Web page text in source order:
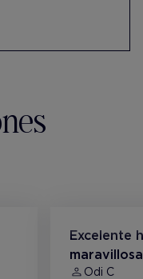
Excelente
Odi C